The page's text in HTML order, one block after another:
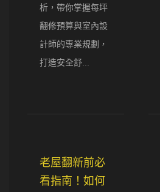
析，帶你掌握每坪
翻修預算與室內設
計師的專業規劃，
打造安全舒...
老屋翻新前必
看指南！如何